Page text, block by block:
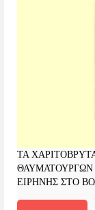
ΤΑ
ΕΙΡΗΝΗΣ ΣΤΟ